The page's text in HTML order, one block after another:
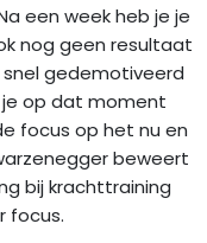
een week heb je je
nog geen resultaat
snel gedemotiveerd
op dat moment
focus op het nu en
beweert
bij krachttraining
focus.